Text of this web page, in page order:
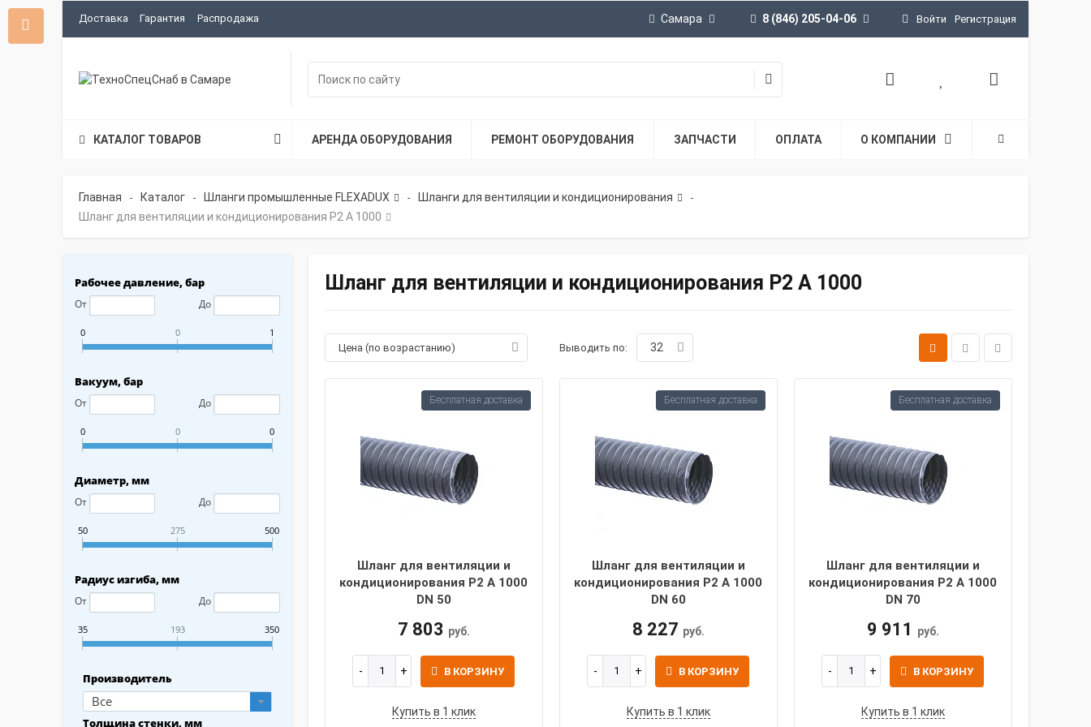
Доставка Гарантия Распродажа Самара 8 (846) 205-04-06 Войти Регистрация
КАТАЛОГ ТОВАРОВ АРЕНДА ОБОРУДОВАНИЯ РЕМОНТ ОБОРУДОВАНИЯ ЗАПЧАСТИ ОПЛАТА О КОМПАНИИ
Главная - Каталог - Шланги промышленные FLEXADUX - Шланги для вентиляции и кондиционирования -
Шланг для вентиляции и кондиционирования P2 A 1000
Рабочее давление, бар
От До
0 0 1
Вакуум, бар
От До
0 0 0
Диаметр, мм
От До
50 275 500
Радиус изгиба, мм
От До
35 193 350
Производитель
Все
Толщина стенки, мм
Шланг для вентиляции и кондиционирования P2 A 1000
Цена (по возрастанию) Выводить по: 32
Шланг для вентиляции и
кондиционирования P2 A 1000
DN 50
7 803 руб.
В КОРЗИНУ
Купить в 1 клик
Бесплатная доставка
Шланг для вентиляции и
кондиционирования P2 A 1000
DN 60
8 227 руб.
В КОРЗИНУ
Купить в 1 клик
Бесплатная доставка
Шланг для вентиляции и
кондиционирования P2 A 1000
DN 70
9 911 руб.
В КОРЗИНУ
Купить в 1 клик
Бесплатная доставка